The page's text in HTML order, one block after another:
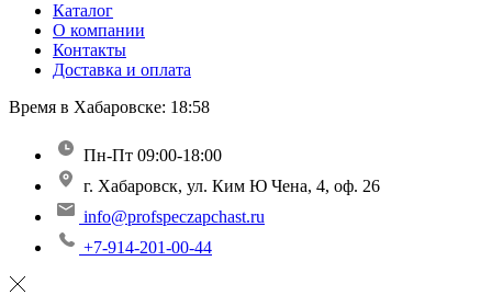
Каталог
О компании
Контакты
Доставка и оплата
Время в Хабаровске: 18:58
Пн-Пт 09:00-18:00
г. Хабаровск, ул. Ким Ю Чена, 4, оф. 26
info@profspeczapchast.ru
+7-914-201-00-44